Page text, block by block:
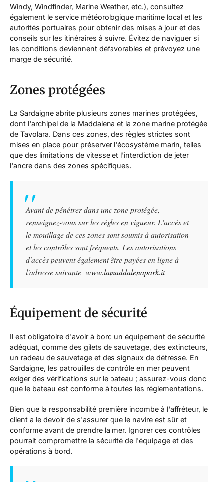
Windy, Windfinder, Marine Weather, etc.), consultez
également le service météorologique maritime local et les
autorités portuaires pour obtenir des mises à jour et des
conseils sur les itinéraires à suivre. Évitez de naviguer si
les conditions deviennent défavorables et prévoyez une
marge de sécurité.
Zones protégées
La Sardaigne abrite plusieurs zones marines protégées,
dont l'archipel de la Maddalena et la zone marine protégée
de Tavolara. Dans ces zones, des règles strictes sont
mises en place pour préserver l'écosystème marin, telles
que des limitations de vitesse et l'interdiction de jeter
l'ancre dans des zones spécifiques.
Avant de pénétrer dans une zone protégée,
renseignez-vous sur les règles en vigueur. L'accès et
le mouillage de ces zones sont soumis à autorisation
et les contrôles sont fréquents. Les autorisations
d'accès peuvent également être payées en ligne à
l'adresse suivante www.lamaddalenapark.it
Équipement de sécurité
Il est obligatoire d'avoir à bord un équipement de sécurité
adéquat, comme des gilets de sauvetage, des extincteurs,
un radeau de sauvetage et des signaux de détresse. En
Sardaigne, les patrouilles de contrôle en mer peuvent
exiger des vérifications sur le bateau ; assurez-vous donc
que le bateau est conforme à toutes les réglementations.
Bien que la responsabilité première incombe à l'affréteur, le
client a le devoir de s'assurer que le navire est sûr et
conforme avant de prendre la mer. Ignorer ces contrôles
pourrait compromettre la sécurité de l'équipage et des
opérations à bord.